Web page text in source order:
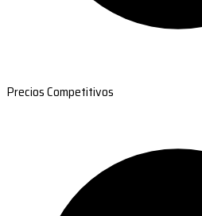
Precios Competitivos